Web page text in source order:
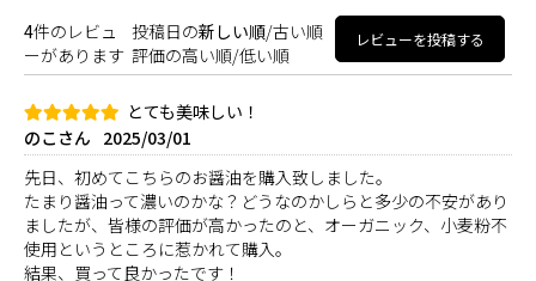
4件のレビュ
ーがあります
投稿日の新しい順/古い順
評価の高い順/低い順
レビューを投稿する
とても美味しい！
のこさん 2025/03/01
先日、初めてこちらのお醤油を購入致しました。
たまり醤油って濃いのかな？どうなのかしらと多少の不安があり
ましたが、皆様の評価が高かったのと、オーガニック、小麦粉不
使用というところに惹かれて購入。
結果、買って良かったです！